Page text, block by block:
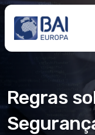
Regras